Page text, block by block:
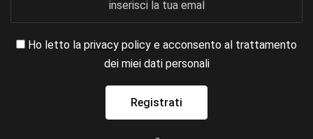
Ho letto la privacy policy e acconsento al trattamento
dei miei dati personali